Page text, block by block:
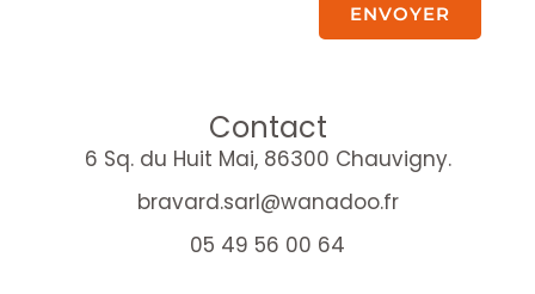
ENVOYER
Contact
6 Sq. du Huit Mai, 86300 Chauvigny.
bravard.sarl@wanadoo.fr
05 49 56 00 64